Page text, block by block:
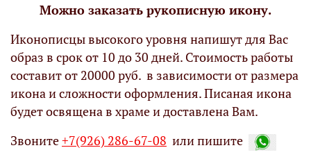
Можно заказать рукописную икону.
Иконописцы высокого уровня напишут для Вас
образ в срок от 10 до 30 дней. Стоимость работы
составит от 20000 руб. в зависимости от размера
икона и сложности оформления. Писаная икона
будет освящена в храме и доставлена Вам.
Звоните+7(926) 286-67-08 или пишите